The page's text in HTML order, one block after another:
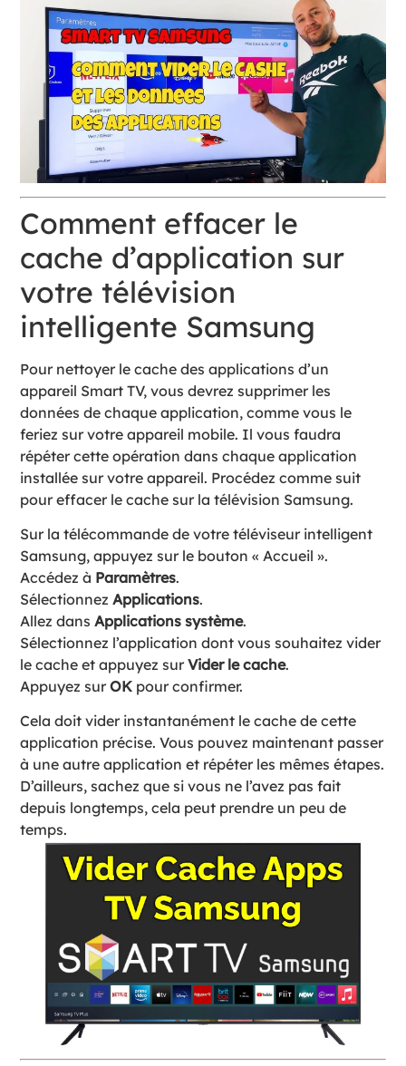
Comment effacer le
cache d’application sur
votre télévision
intelligente Samsung
Pour nettoyer le cache des applications d’un
appareil Smart TV, vous devrez supprimer les
données de chaque application, comme vous le
feriez sur votre appareil mobile. Il vous faudra
répéter cette opération dans chaque application
installée sur votre appareil. Procédez comme suit
pour effacer le cache sur la télévision Samsung.
Sur la télécommande de votre téléviseur intelligent
Samsung, appuyez sur le bouton « Accueil ».
Accédez à Paramètres.
SélectionnezApplications.
Allez dansApplications système.
Sélectionnez l’application dont vous souhaitez vider
le cache et appuyez surVider le cache.
Appuyez surOK pour confirmer.
Cela doit vider instantanément le cache de cette
application précise. Vous pouvez maintenant passer
à une autre application et répéter les mêmes étapes.
D’ailleurs, sachez que si vous ne l’avez pas fait
depuis longtemps, cela peut prendre un peu de
temps.